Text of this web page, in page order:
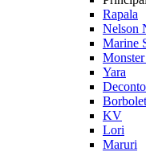
Rapala
Nelson
Marine
Yara
Deconto
KV
Lori
Maruri